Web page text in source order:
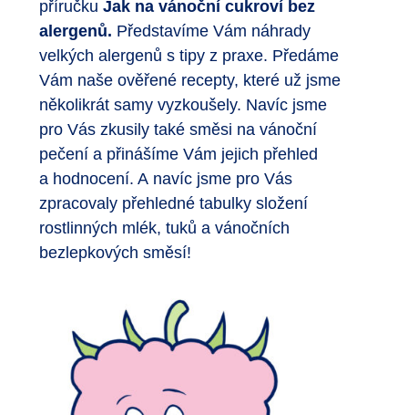
příručku Jak na vánoční cukroví bez
alergenů. Představíme Vám náhrady
velkých alergenů s tipy z praxe. Předáme
Vám naše ověřené recepty, které už jsme
několikrát samy vyzkoušely. Navíc jsme
pro Vás zkusily také směsi na vánoční
pečení a přinášíme Vám jejich přehled
a hodnocení. A navíc jsme pro Vás
zpracovaly přehledné tabulky složení
rostlinných mlék, tuků a vánočních
bezlepkových směsí!